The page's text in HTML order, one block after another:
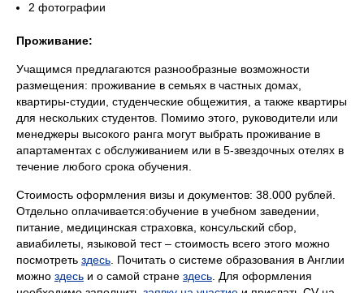
2 фотографии
Проживание:
Учащимся предлагаются разнообразные возможности
размещения: проживание в семьях в частных домах,
квартиры-студии, студенческие общежития, а также квартиры
для нескольких студентов. Помимо этого, руководители или
менеджеры высокого ранга могут выбрать проживание в
апартаментах с обслуживанием или в 5-звездочных отелях в
течение любого срока обучения.
Стоимость оформления визы и документов: 38.000 рублей.
Отдельно оплачивается:обучение в учебном заведении,
питание, медицинская страховка, консульский сбор,
авиабилеты, языковой тест – стоимость всего этого можно
посмотреть здесь . Почитать о системе образования в Англии
можно здесь и о самой стране здесь . Для оформления